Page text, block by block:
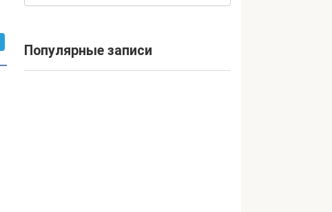
Популярные записи